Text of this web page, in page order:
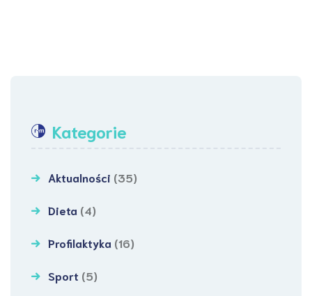
Kategorie
Aktualności (35)
Dieta (4)
Profilaktyka (16)
Sport (5)